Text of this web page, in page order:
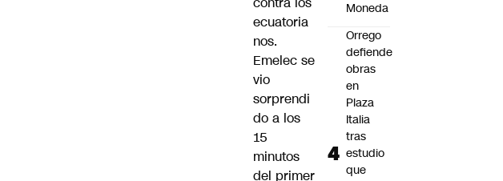
ecuatoria
nos.
Emelec se
vio
sorprendi
do a los
15
minutos
del primer
Moneda
Orrego
defiende
obras
en
Plaza
Italia
tras
estudio
que